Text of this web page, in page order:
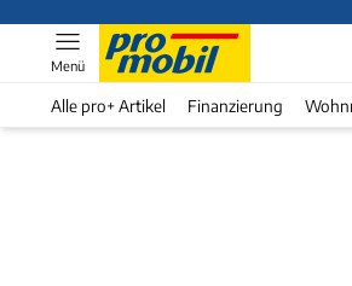
Menü
Alle pro+ Artikel Finanzierung